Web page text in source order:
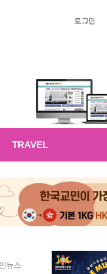
로그인
TRAVEL
뉴스